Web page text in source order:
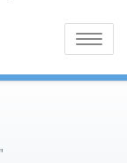
Alternar